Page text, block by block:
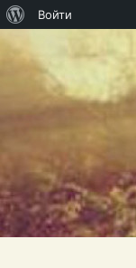
Войти